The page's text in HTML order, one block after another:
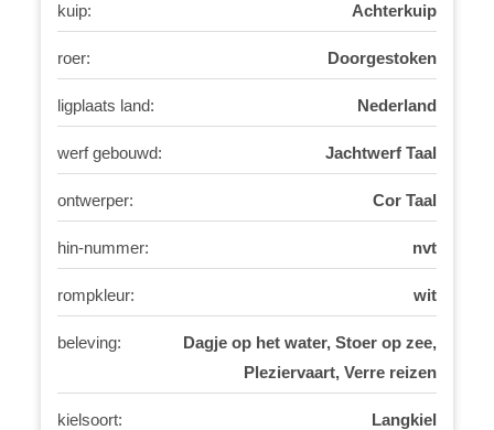
kuip: Achterkuip
roer: Doorgestoken
ligplaats land: Nederland
werf gebouwd: Jachtwerf Taal
ontwerper: Cor Taal
hin-nummer: nvt
rompkleur: wit
beleving:
Dagje op het water, Stoer op zee,
Pleziervaart, Verre reizen
kielsoort: Langkiel